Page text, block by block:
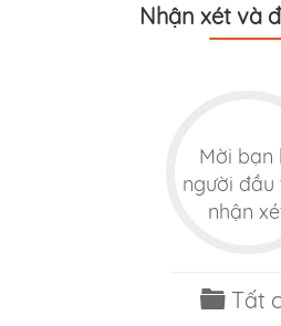
Nhận xét và
Mời bạn
người đầu
nhận
Tất